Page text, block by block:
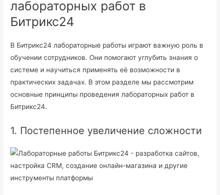
лабораторных работ в
Битрикс24
В Битрикс24 лабораторные работы играют важную роль в
обучении сотрудников. Они помогают углубить знания о
системе и научиться применять её возможности в
практических задачах. В этом разделе мы рассмотрим
основные принципы проведения лабораторных работ в
Битрикс24.
1. Постепенное увеличение сложности